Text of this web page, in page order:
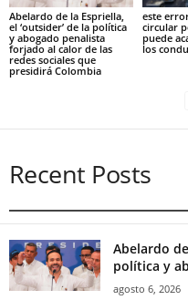
Abelardo de la Espriella,
el ‘outsider’ de la política
y abogado penalista
forjado al calor de las
redes sociales que
presidirá Colombia
este
circular
puede
los
Recent Posts
Abelardo
política y
agosto 6, 2026